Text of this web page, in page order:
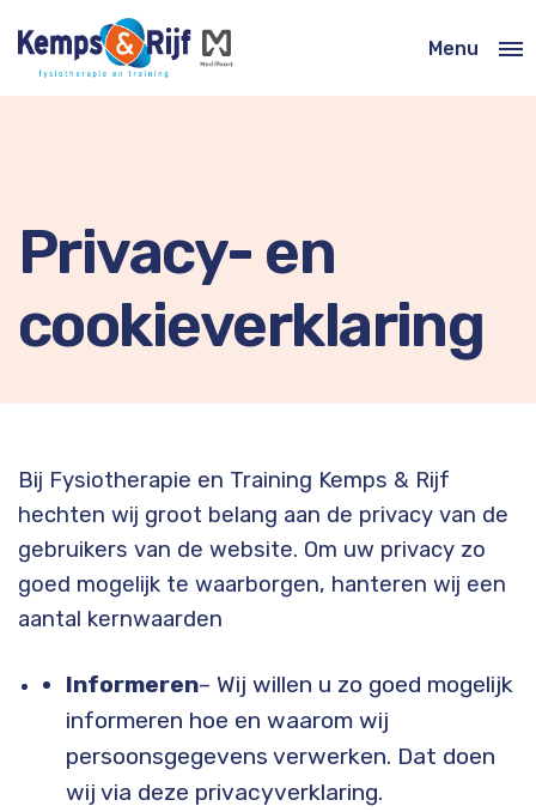
Menu
Privacy- en
cookieverklaring
Bij Fysiotherapie en Training Kemps & Rijf
hechten wij groot belang aan de privacy van de
gebruikers van de website. Om uw privacy zo
goed mogelijk te waarborgen, hanteren wij een
aantal kernwaarden
Informeren– Wij willen u zo goed mogelijk
informeren hoe en waarom wij
persoonsgegevens verwerken. Dat doen
wij via deze privacyverklaring.